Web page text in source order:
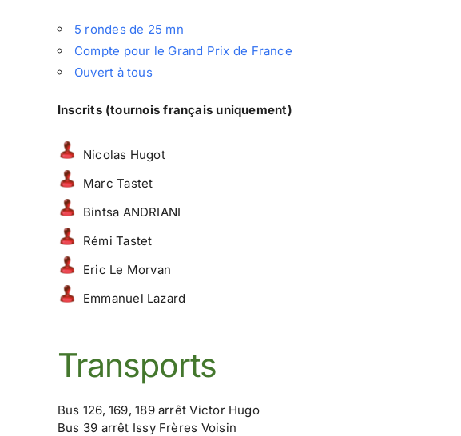
5 rondes de 25 mn
Compte pour le Grand Prix de France
Ouvert à tous
Inscrits (tournois français uniquement)
Nicolas Hugot
Marc Tastet
Bintsa ANDRIANI
Rémi Tastet
Eric Le Morvan
Emmanuel Lazard
Transports
Bus 126, 169, 189 arrêt Victor Hugo
Bus 39 arrêt Issy Frères Voisin